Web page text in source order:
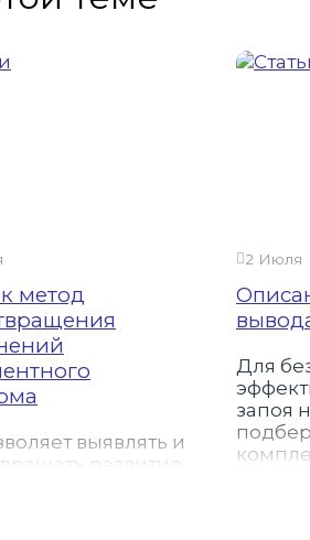
метод
выявлять и
развитие
и опасных
2 Июля
Для
запоя